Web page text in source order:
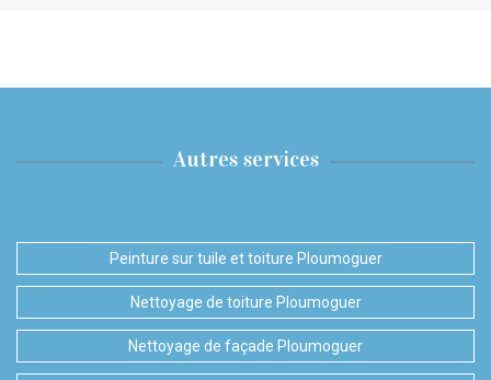
Autres services
Peinture sur tuile et toiture Ploumoguer
Nettoyage de toiture Ploumoguer
Nettoyage de façade Ploumoguer